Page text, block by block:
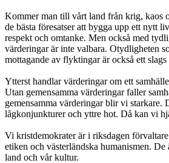
Kommer man till vårt land från krig, kaos
de bästa föresatser att bygga upp ett nytt
respekt och omtanke. Men också med
värderingar är inte valbara. Otydligheten
mottagande av flyktingar är också ett
Ytterst handlar värderingar om ett
Utan gemensamma värderingar faller
gemensamma värderingar blir vi starkare.
lågkonjunkturer och yttre hot. Då kan vi
Vi kristdemokrater är i riksdagen
etiken och västerländska humanismen.
land och vår kultur.